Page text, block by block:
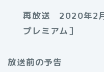
再放送 2020年2
プレミアム］
放送前の予告